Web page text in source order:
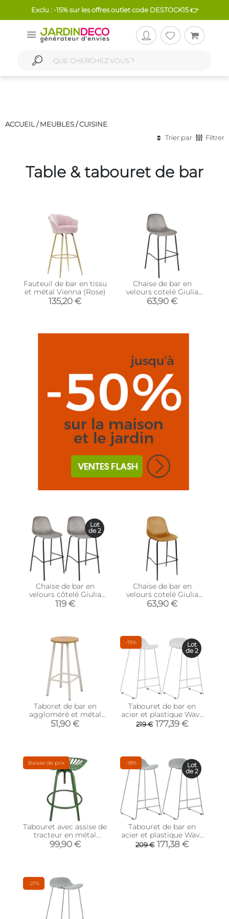
Exclu : -15% sur les offres outlet code DESTOCK15 👉
ACCUEIL / MEUBLES/CUISINE
Trier par
Filtrer
Table & tabouret de bar
Fauteuil de bar en tissu
et métal Vienna (Rose)
135,20 €
Chaise de bar en
velours cotelé Giulia
(Gris)
63,90 €
Chaise de bar en
velours côtelé Giulia
gris (Lot de 2)
119 €
Lot
de 2
Chaise de bar en
velours cotelé Giulia
(Jaune)
63,90 €
Taboret de bar en
aggloméré et métal
Mola (Blanc)
51,90 €
-19%
Tabouret de bar en
acier et plastique Wave
(Lot de 2) (Blanc)
219 € 177,39 €
Lot
de 2
Baisse de prix
Tabouret avec assise de
tracteur en métal
(Vert)
99,90 €
-18%
Tabouret de bar en
acier et plastique Wave
(Lot de 2) (Gris)
209 € 171,38 €
Lot
de 2
-21%